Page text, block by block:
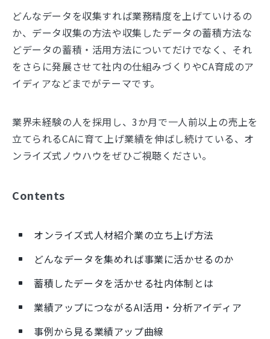
どんなデータを収集すれば業務精度を上げていけるの
か、データ収集の方法や収集したデータの蓄積方法な
どデータの蓄積・活用方法についてだけでなく、それ
をさらに発展させて社内の仕組みづくりやCA育成のア
イディアなどまでがテーマです。
業界未経験の人を採用し、3か月で一人前以上の売上を
立てられるCAに育て上げ業績を伸ばし続けている、オ
ンライズ式ノウハウをぜひご視聴ください。
Contents
オンライズ式人材紹介業の立ち上げ方法
どんなデータを集めれば事業に活かせるのか
蓄積したデータを活かせる社内体制とは
業績アップにつながるAI活用・分析アイディア
事例から見る業績アップ曲線